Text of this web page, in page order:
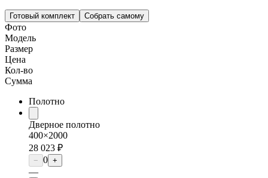
Готовый комплект Собрать самому
Фото
Модель
Размер
Цена
Кол-во
Сумма
Полотно
Дверное полотно
400×2000
28 023 ₽
− 0 +
—